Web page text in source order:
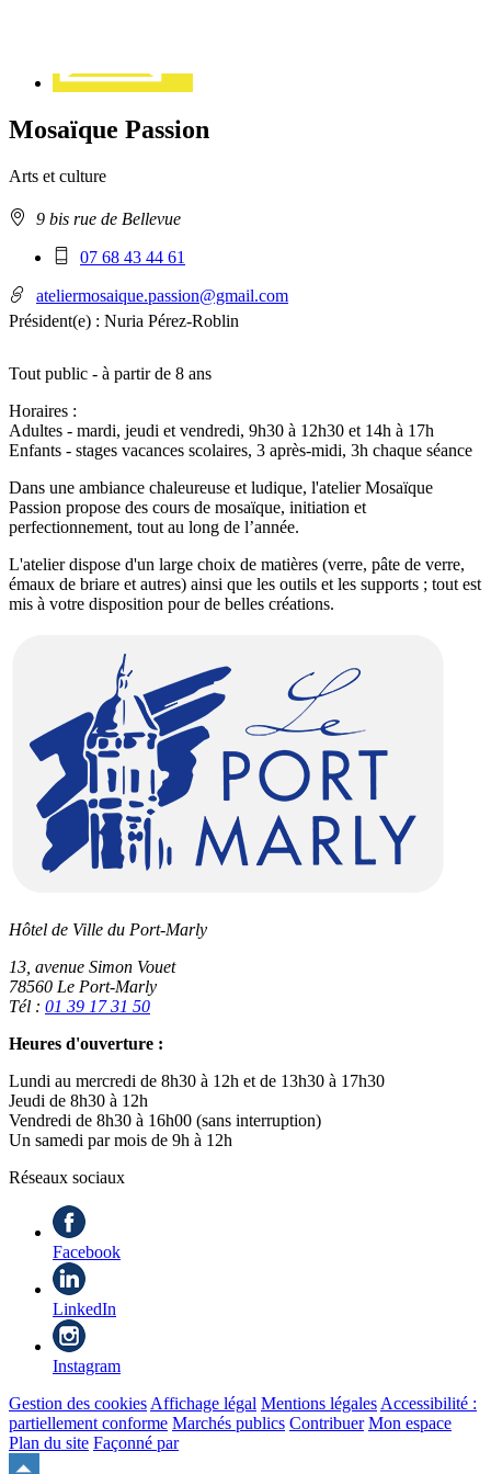
Mosaïque Passion
Arts et culture
Adresse9 bis rue de Bellevue
Téléphone
:
07 68 43 44 61
ateliermosaique.passion@gmail.com
Président(e) : Nuria Pérez-Roblin
Tout public - à partir de 8 ans
Horaires :
Adultes - mardi, jeudi et vendredi, 9h30 à 12h30 et 14h à 17h
Enfants - stages vacances scolaires, 3 après-midi, 3h chaque séance
Dans une ambiance chaleureuse et ludique, l'atelier Mosaïque
Passion propose des cours de mosaïque, initiation et
perfectionnement, tout au long de l’année.
L'atelier dispose d'un large choix de matières (verre, pâte de verre,
émaux de briare et autres) ainsi que les outils et les supports ; tout est
mis à votre disposition pour de belles créations.
Hôtel de Ville du Port-Marly
13, avenue Simon Vouet
78560 Le Port-Marly
Tél : 01 39 17 31 50
Heures d'ouverture :
Lundi au mercredi de 8h30 à 12h et de 13h30 à 17h30
Jeudi de 8h30 à 12h
Vendredi de 8h30 à 16h00 (sans interruption)
Un samedi par mois de 9h à 12h
Réseaux sociaux
Facebook
LinkedIn
Instagram
Gestion des cookies Affichage légal Mentions légales Accessibilité :
partiellement conforme Marchés publics Contribuer Mon espace
Plan du site Façonné par